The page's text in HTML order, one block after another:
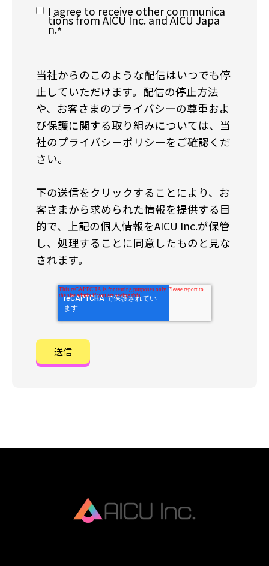
I agree to receive other communica
tions from AICU Inc. and AICU Japa
n.*
当社からのこのような配信はいつでも停
止していただけます。配信の停止方法
や、お客さまのプライバシーの尊重およ
び保護に関する取り組みについては、当
社のプライバシーポリシーをご確認くだ
さい。
下の送信をクリックすることにより、お
客さまから求められた情報を提供する目
的で、上記の個人情報をAICU Inc.が保管
し、処理することに同意したものと見な
されます。